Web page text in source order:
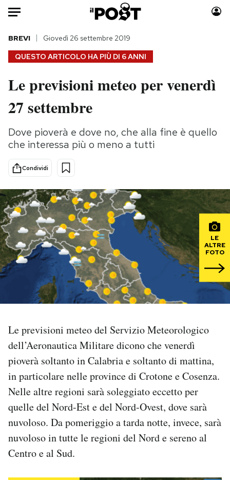
Auto
HOME
Italia
Politica
Tecnologia
Internet
Scienza
Cultura
Economia
Sport
Moda
Storie/Idee
Ok Boomer!
Altrecose
Mondiali calcio 2026
PODCAST
NEWSLETTER
CALENDARIO
AREA PERSONALE
Area Personale
Newsletter
QUESTO ARTICOLO HA PIÙ DI 6 ANNI
BREVI Giovedì 26 settembre 2019
Le previsioni meteo per venerdì
27 settembre
Dove pioverà e dove no, che alla fine è quello
che interessa più o meno a tutti
Condividi
LE
ALTRE
FOTO
Le previsioni meteo del Servizio Meteorologico
dell’Aeronautica Militare dicono che venerdì
pioverà soltanto in Calabria e soltanto di mattina,
in particolare nelle province di Crotone e Cosenza.
Nelle altre regioni sarà soleggiato eccetto per
quelle del Nord-Est e del Nord-Ovest, dove sarà
nuvoloso. Da pomeriggio a tarda notte, invece, sarà
nuvoloso in tutte le regioni del Nord e sereno al
Centro e al Sud.